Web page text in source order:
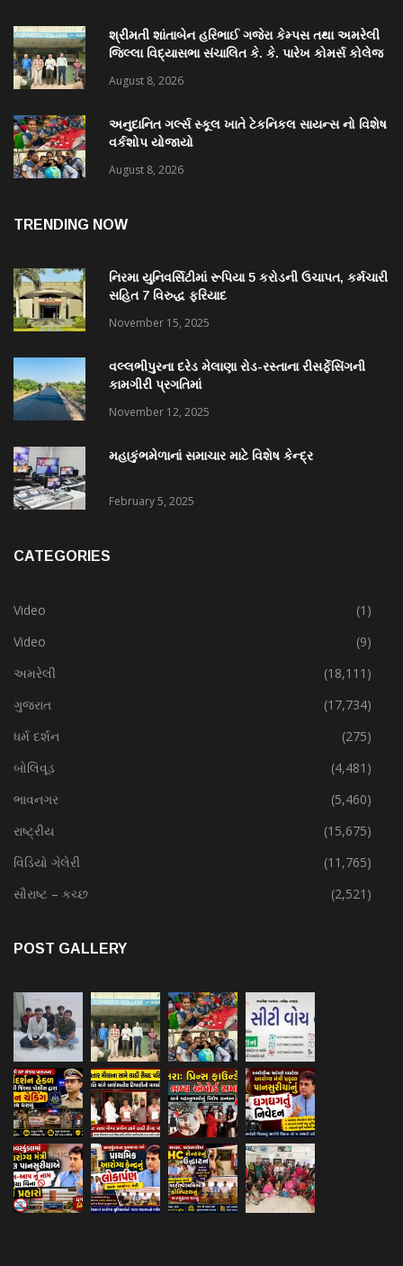
શ્રીમતી શાંતાબેન હરિભાઈ ગજેરા કેમ્પસ તથા અમરેલી
જિલ્લા વિદ્યાસભા સંચાલિત કે. કે. પારેખ કોમર્સ કોલેજ
August 8, 2026
અનુદાનિત ગર્લ્સ સ્કૂલ ખાતે ટેકનિકલ સાયન્સ નો વિશેષ
વર્કશોપ યોજાયો
August 8, 2026
TRENDING NOW
નિરમા યુનિવર્સિટીમાં રૂપિયા 5 કરોડની ઉચાપત, કર્મચારી
સહિત 7 વિરુદ્ધ ફરિયાદ
November 15, 2025
વલ્લભીપુરના દરેડ મેલાણા રોડ-રસ્તાના રીસર્ફેસિંગની
કામગીરી પ્રગતિમાં
November 12, 2025
મહાકુંભમેળાનાં સમાચાર માટે વિશેષ કેન્દ્ર
February 5, 2025
CATEGORIES
Video
(1)
Video
(9)
અમરેલી
(18,111)
ગુજરાત
(17,734)
ધર્મ દર્શન
(275)
બોલિવૂડ
(4,481)
ભાવનગર
(5,460)
રાષ્ટ્રીય
(15,675)
વિડિયો ગેલેરી
(11,765)
સૌરાષ્ટ – કચ્છ
(2,521)
POST GALLERY